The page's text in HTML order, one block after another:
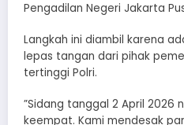
Pengadilan Negeri Jakarta
Langkah ini diambil karena
lepas tangan dari pihak
tertinggi Polri.
​”Sidang tanggal 2 April 2026
keempat. Kami mendesak